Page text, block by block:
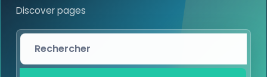
Discover pages